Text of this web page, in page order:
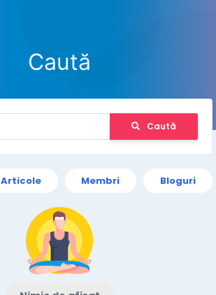
Caută
Caută
Articole Membri Bloguri